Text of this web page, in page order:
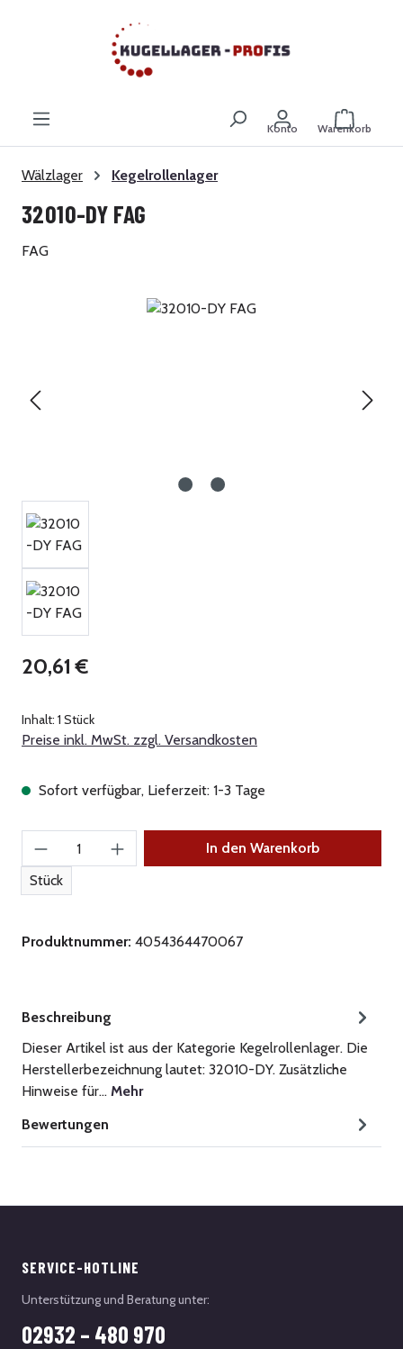
Zum Hauptinhalt springen
Konto Warenkorb
Wälzlager Kegelrollenlager
32010-DY FAG
FAG
Bildergalerie überspringen
Regulärer Preis:
20,61 €
Inhalt: 1 Stück
Preise inkl. MwSt. zzgl. Versandkosten
Sofort verfügbar, Lieferzeit: 1-3 Tage
Produkt Anzahl: Gib den gewünschten Wert
Stück
In den Warenkorb
Produktnummer: 4054364470067
Beschreibung
Dieser Artikel ist aus der Kategorie Kegelrollenlager. Die
Herstellerbezeichnung lautet: 32010-DY. Zusätzliche
Hinweise für… Mehr
Bewertungen
SERVICE-HOTLINE
Unterstützung und Beratung unter:
02932 – 480 970